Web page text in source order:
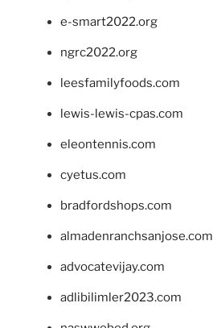
e-smart2022.org
ngrc2022.org
leesfamilyfoods.com
lewis-lewis-cpas.com
eleontennis.com
cyetus.com
bradfordshops.com
almadenranchsanjose.com
advocatevijay.com
adlibilimler2023.com